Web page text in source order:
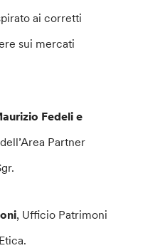
ai corretti
sui mercati
Fedeli e
Partner
, Ufficio Patrimoni